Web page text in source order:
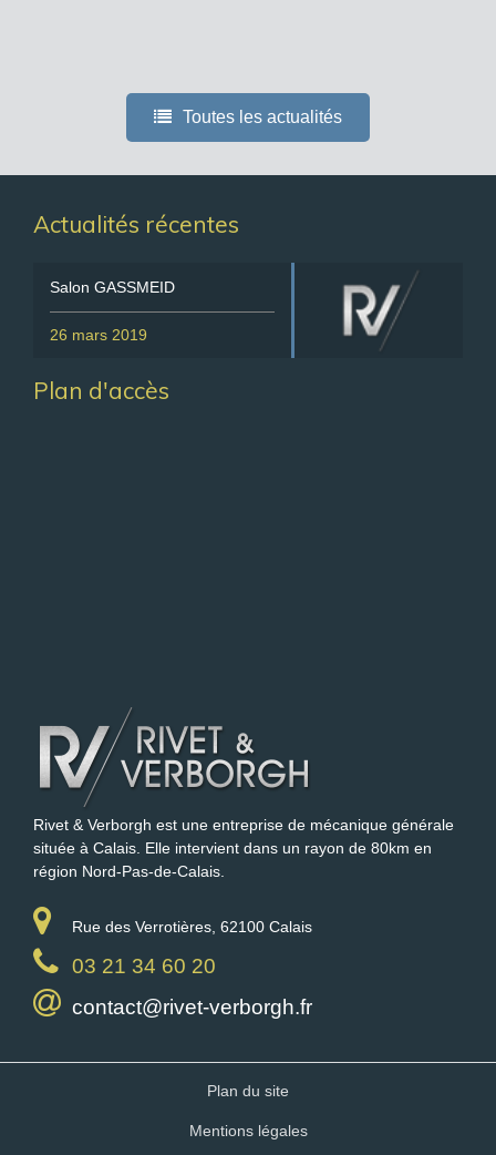
Toutes les actualités
Actualités récentes
Salon GASSMEID
26 mars 2019
Plan d'accès
Rivet & Verborgh est une entreprise de mécanique générale
située à Calais. Elle intervient dans un rayon de 80km en
région Nord-Pas-de-Calais.
Rue des Verrotières, 62100 Calais
03 21 34 60 20
contact@rivet-verborgh.fr
Plan du site
Mentions légales